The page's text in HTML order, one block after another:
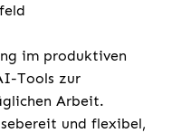
im produktiven
Tools zur
Arbeit.
und flexibel,